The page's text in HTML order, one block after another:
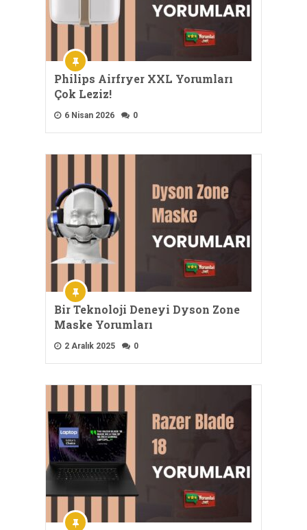
Philips Airfryer XXL Yorumları
Çok Leziz!
6 Nisan 2026 0
Bir Teknoloji Deneyi Dyson Zone
Maske Yorumları
2 Aralık 2025 0